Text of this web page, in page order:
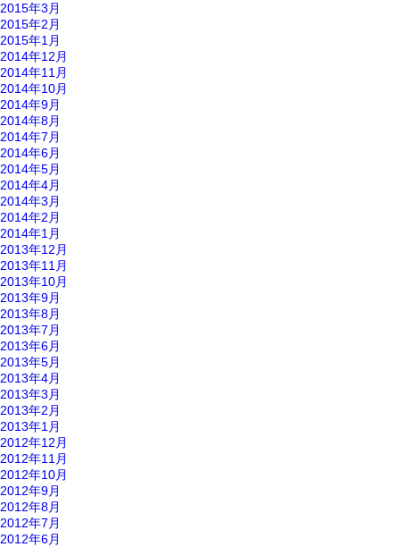
2015年3月
2015年2月
2015年1月
2014年12月
2014年11月
2014年10月
2014年9月
2014年8月
2014年7月
2014年6月
2014年5月
2014年4月
2014年3月
2014年2月
2014年1月
2013年12月
2013年11月
2013年10月
2013年9月
2013年8月
2013年7月
2013年6月
2013年5月
2013年4月
2013年3月
2013年2月
2013年1月
2012年12月
2012年11月
2012年10月
2012年9月
2012年8月
2012年7月
2012年6月